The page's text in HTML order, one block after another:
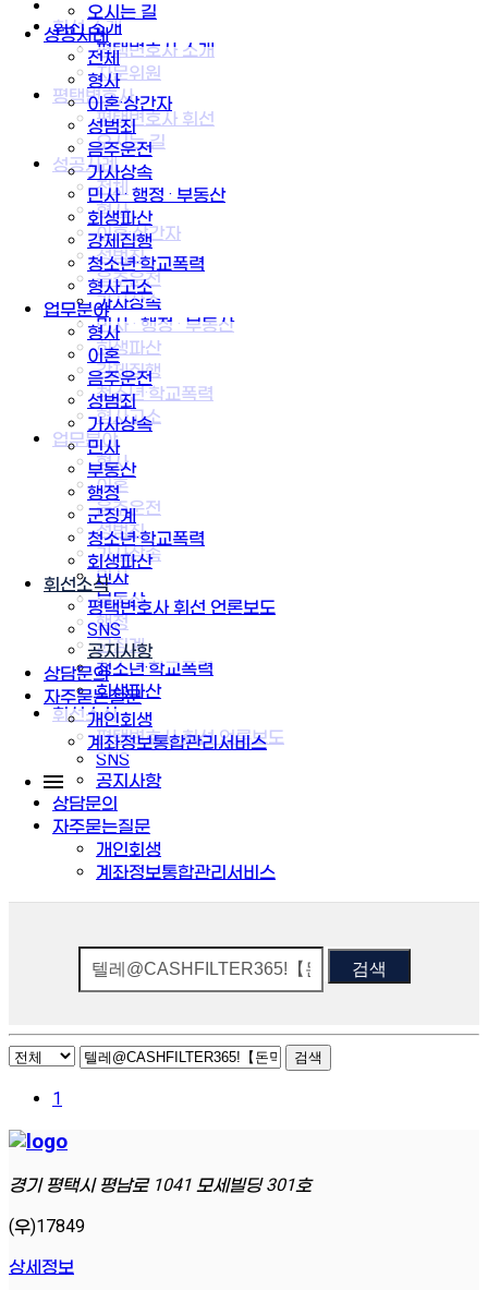
오시는 길
성공사례
전체
형사
이혼·상간자
성범죄
음주운전
가사상속
민사 · 행정 · 부동산
회생파산
강제집행
청소년·학교폭력
형사고소
업무분야
형사
이혼
음주운전
성범죄
가사상속
민사
부동산
행정
군징계
청소년·학교폭력
회생파산
휘선소식
평택변호사 휘선 언론보도
SNS
공지사항
상담문의
자주묻는질문
개인회생
계좌정보통합관리서비스
휘선 소개
평택변호사 소개
자문위원
평택변호사
평택변호사 휘선
오시는 길
성공사례
전체
형사
이혼·상간자
성범죄
음주운전
가사상속
민사 · 행정 · 부동산
회생파산
강제집행
청소년·학교폭력
형사고소
업무분야
형사
이혼
음주운전
성범죄
가사상속
민사
부동산
행정
군징계
청소년·학교폭력
회생파산
휘선소식
평택변호사 휘선 언론보도
SNS
공지사항
상담문의
자주묻는질문
개인회생
계좌정보통합관리서비스
검색
검색
1
경기 평택시 평남로 1041 모세빌딩 301호
(우)17849
상세정보